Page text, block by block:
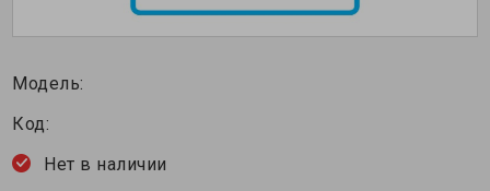
Модель:
Код:
Нет в наличии